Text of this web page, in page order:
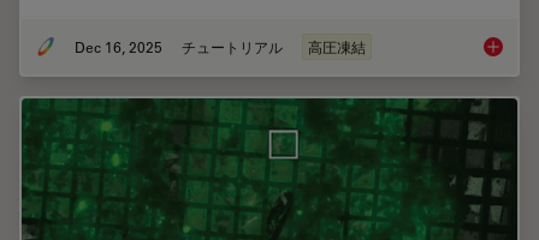
Dec 16, 2025 チュートリアル 高圧凍結 Brief